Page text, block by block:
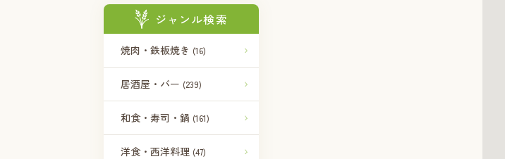
ジャンル検索
焼肉・鉄板焼き (16)
居酒屋・バー (239)
和食・寿司・鍋 (161)
洋食・西洋料理 (47)